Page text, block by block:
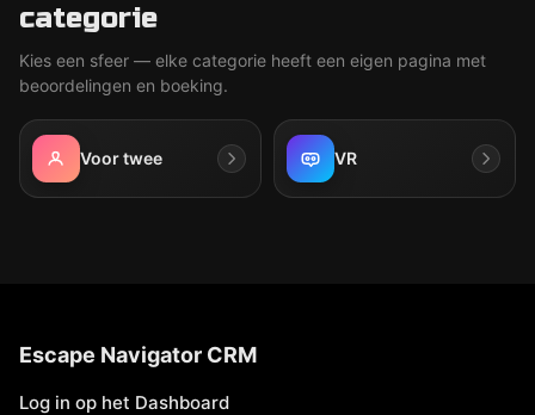
categorie
Kies een sfeer — elke categorie heeft een eigen pagina met
beoordelingen en boeking.
Voor twee VR
Escape Navigator CRM
Log in op het Dashboard